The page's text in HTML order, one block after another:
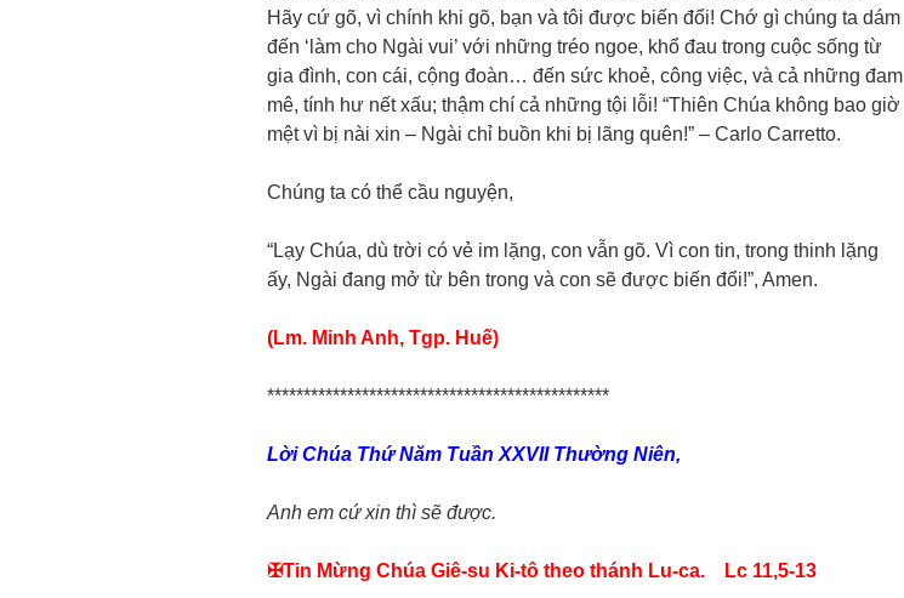
Hãy cứ gõ, vì chính khi gõ, bạn và tôi được biến đổi! Chớ gì chúng ta dám
đến ‘làm cho Ngài vui’ với những tréo ngoe, khổ đau trong cuộc sống từ
gia đình, con cái, cộng đoàn… đến sức khoẻ, công việc, và cả những đam
mê, tính hư nết xấu; thậm chí cả những tội lỗi! “Thiên Chúa không bao giờ
mệt vì bị nài xin – Ngài chỉ buồn khi bị lãng quên!” – Carlo Carretto.
Chúng ta có thể cầu nguyện,
“Lạy Chúa, dù trời có vẻ im lặng, con vẫn gõ. Vì con tin, trong thinh lặng
ấy, Ngài đang mở từ bên trong và con sẽ được biến đổi!”, Amen.
(Lm. Minh Anh, Tgp. Huế)
***********************************************
Lời Chúa Thứ Năm Tuần XXVII Thường Niên,
Anh em cứ xin thì sẽ được.
✠Tin Mừng Chúa Giê-su Ki-tô theo thánh Lu-ca. Lc 11,5-13